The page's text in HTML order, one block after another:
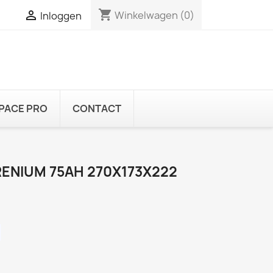
 Inloggen shopping_cart Winkelwagen (0)
PRO CONTACT
75AH 270X173X222